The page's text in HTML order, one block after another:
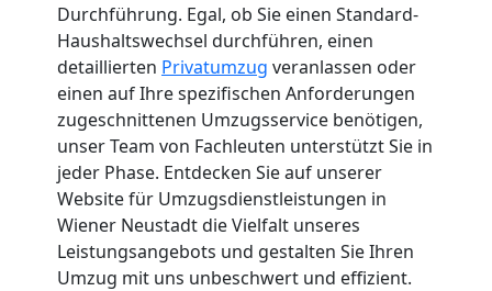
Durchführung. Egal, ob Sie einen Standard-
Haushaltswechsel durchführen, einen
detaillierten Privatumzug veranlassen oder
einen auf Ihre spezifischen Anforderungen
zugeschnittenen Umzugsservice benötigen,
unser Team von Fachleuten unterstützt Sie in
jeder Phase. Entdecken Sie auf unserer
Website für Umzugsdienstleistungen in
Wiener Neustadt die Vielfalt unseres
Leistungsangebots und gestalten Sie Ihren
Umzug mit uns unbeschwert und effizient.